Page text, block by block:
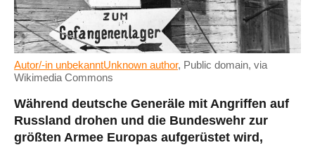
Autor/-in unbekanntUnknown author, Public domain, via
Wikimedia Commons
Während deutsche Generäle mit Angriffen auf
Russland drohen und die Bundeswehr zur
größten Armee Europas aufgerüstet wird,